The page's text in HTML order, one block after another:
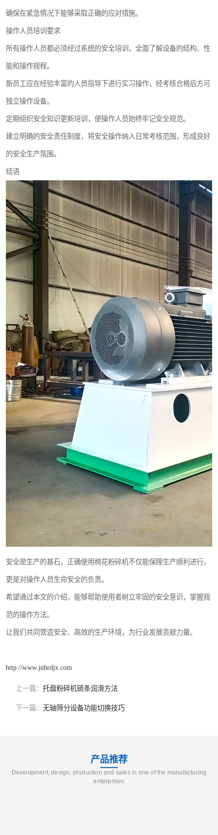
确保在紧急情况下能够采取正确的应对措施。
操作人员培训要求
所有操作人员都必须经过系统的安全培训，全面了解设备的结构、性
能和操作规程。
新员工应在经验丰富的人员指导下进行实习操作，经考核合格后方可
独立操作设备。
定期组织安全知识更新培训，使操作人员始终牢记安全规范。
建立明确的安全责任制度，将安全操作纳入日常考核范围，形成良好
的安全生产氛围。
结语
安全是生产的基石，正确使用棉花粉碎机不仅能保障生产顺利进行，
更是对操作人员生命安全的负责。
希望通过本文的介绍，能够帮助使用者树立牢固的安全意识，掌握规
范的操作方法。
让我们共同营造安全、高效的生产环境，为行业发展贡献力量。
http://www.jnhrdjx.com
上一篇： 托盘粉碎机链条润滑方法
下一篇： 无轴筛分设备功能切换技巧
产品推荐
Development, design, production and sales in one of the manufacturing
enterprises